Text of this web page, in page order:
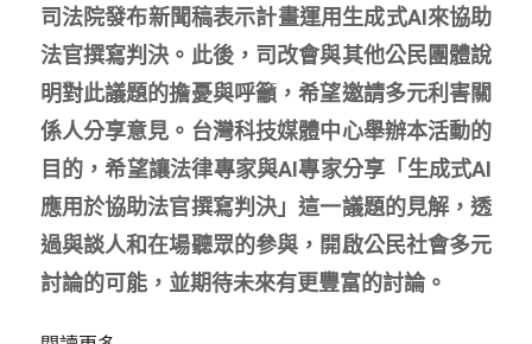
司法院發布新聞稿表示計畫運用生成式AI來協助
法官撰寫判決。此後，司改會與其他公民團體說
明對此議題的擔憂與呼籲，希望邀請多元利害關
係人分享意見。台灣科技媒體中心舉辦本活動的
目的，希望讓法律專家與AI專家分享「生成式AI
應用於協助法官撰寫判決」這一議題的見解，透
過與談人和在場聽眾的參與，開啟公民社會多元
討論的可能，並期待未來有更豐富的討論。